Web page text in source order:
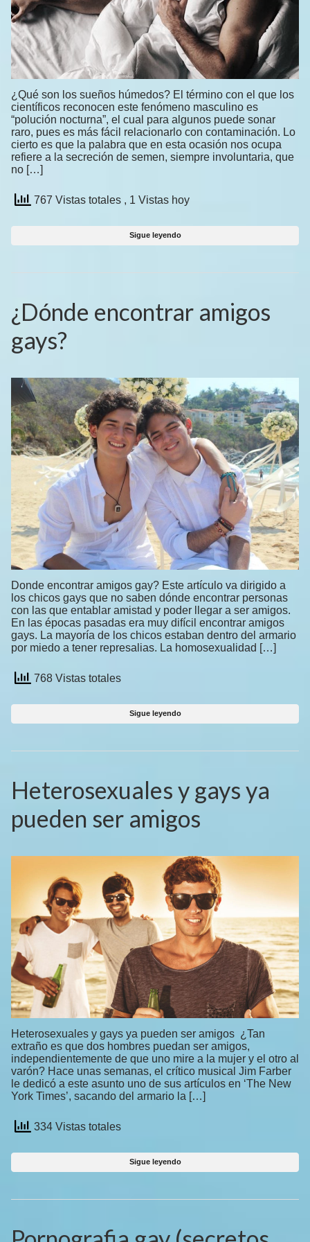
¿Qué son los sueños húmedos? El término con el que los
científicos reconocen este fenómeno masculino es
“polución nocturna”, el cual para algunos puede sonar
raro, pues es más fácil relacionarlo con contaminación. Lo
cierto es que la palabra que en esta ocasión nos ocupa
refiere a la secreción de semen, siempre involuntaria, que
no […]
767 Vistas totales , 1 Vistas hoy
Sigue leyendo
¿Dónde encontrar amigos
gays?
Donde encontrar amigos gay? Este artículo va dirigido a
los chicos gays que no saben dónde encontrar personas
con las que entablar amistad y poder llegar a ser amigos.
En las épocas pasadas era muy difícil encontrar amigos
gays. La mayoría de los chicos estaban dentro del armario
por miedo a tener represalias. La homosexualidad […]
768 Vistas totales
Sigue leyendo
Heterosexuales y gays ya
pueden ser amigos
Heterosexuales y gays ya pueden ser amigos ¿Tan
extraño es que dos hombres puedan ser amigos,
independientemente de que uno mire a la mujer y el otro al
varón? Hace unas semanas, el crítico musical Jim Farber
le dedicó a este asunto uno de sus artículos en ‘The New
York Times’, sacando del armario la […]
334 Vistas totales
Sigue leyendo